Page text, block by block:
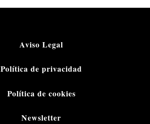
Aviso Legal
Política de privacidad
Política de cookies
Newsletter